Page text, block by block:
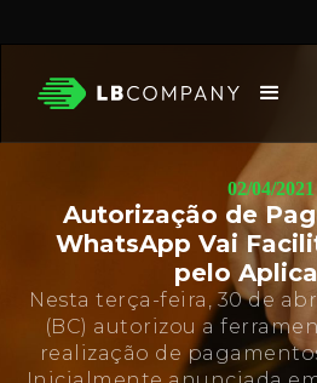
02/04/2021
Autorização de
WhatsApp Vai
pelo
Nesta terça-feira, 30 de
(BC) autorizou a
realização de